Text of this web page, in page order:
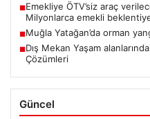
■Emekliye ÖTV’siz araç
Milyonlarca emekli
■Muğla Yatağan’da orman
■Dış Mekan Yaşam
Çözümleri
Güncel